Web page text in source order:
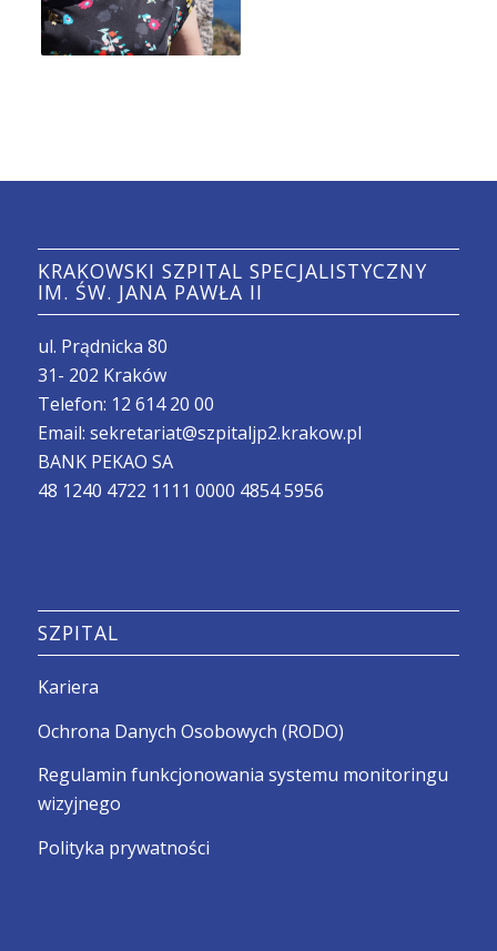
KRAKOWSKI SZPITAL SPECJALISTYCZNY
IM. ŚW. JANA PAWŁA II
ul. Prądnicka 80
31- 202 Kraków
Telefon: 12 614 20 00
Email: sekretariat@szpitaljp2.krakow.pl
BANK PEKAO SA
48 1240 4722 1111 0000 4854 5956
SZPITAL
Kariera
Ochrona Danych Osobowych (RODO)
Regulamin funkcjonowania systemu monitoringu
wizyjnego
Polityka prywatności